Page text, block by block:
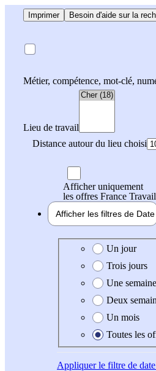
Imprimer Besoin d'aide sur la
Métier, compétence, mot-clé,
Lieu de travail
Distance autour du lieu choisi
Afficher uniquement
les offres France Travail
Afficher les filtres de
Date de création de
Un jour
Trois jours
Une semaine
Deux
Un mois
Toutes les
Appliquerle filtre de